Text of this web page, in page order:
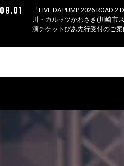
08.01
「LIVE DA PUMP 2026 ROAD
川・カルッツかわさき(川崎市
演チケットぴあ先行受付のご案
「LIVE DA PUMP 2026 ROAD
10/24(土)開催「ナインティナ
ン歌謡祭」出演決定！